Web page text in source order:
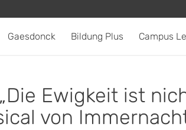
Gaesdonck Bildung Plus Campus
„Die Ewigkeit ist
von